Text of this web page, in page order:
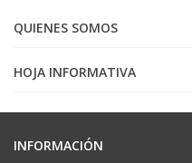
QUIENES SOMOS
HOJA INFORMATIVA
INFORMACIÓN